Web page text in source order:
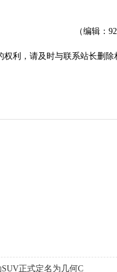
（编辑：
权利，请及时与联系站长删除
正式定名为几何C